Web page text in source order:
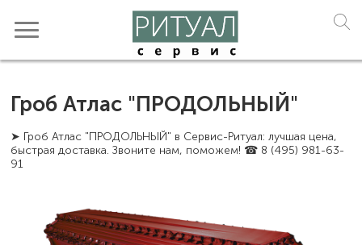
Гроб Атлас "ПРОДОЛЬНЫЙ"
➤ Гроб Атлас "ПРОДОЛЬНЫЙ" в Сервис-Ритуал: лучшая цена,
быстрая доставка. Звоните нам, поможем! ☎ 8 (495) 981-63-
91